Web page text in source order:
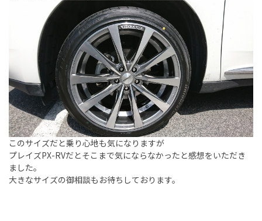
このサイズだと乗り心地も気になりますが
プレイズPX-RVだとそこまで気にならなかったと感想をいただき
ました。
大きなサイズの御相談もお待ちしております。